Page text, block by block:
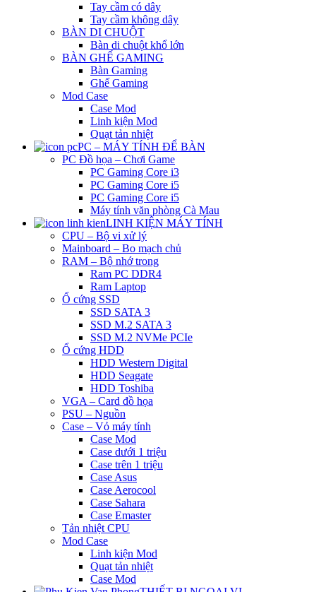
Tay cầm có dây
Tay cầm không dây
BÀN DI CHUỘT
Bàn di chuột khổ lớn
BÀN GHẾ GAMING
Bàn Gaming
Ghế Gaming
Mod Case
Case Mod
Linh kiện Mod
Quạt tản nhiệt
PC – MÁY TÍNH ĐỂ BÀN
PC Đồ họa – Chơi Game
PC Gaming Core i3
PC Gaming Core i5
PC Gaming Core i5
Máy tính văn phòng Cà Mau
LINH KIỆN MÁY TÍNH
CPU – Bộ vi xử lý
Mainboard – Bo mạch chủ
RAM – Bộ nhớ trong
Ram PC DDR4
Ram Laptop
Ổ cứng SSD
SSD SATA 3
SSD M.2 SATA 3
SSD M.2 NVMe PCIe
Ổ cứng HDD
HDD Western Digital
HDD Seagate
HDD Toshiba
VGA – Card đồ họa
PSU – Nguồn
Case – Vỏ máy tính
Case Mod
Case dưới 1 triệu
Case trên 1 triệu
Case Asus
Case Aerocool
Case Sahara
Case Emaster
Tản nhiệt CPU
Mod Case
Linh kiện Mod
Quạt tản nhiệt
Case Mod